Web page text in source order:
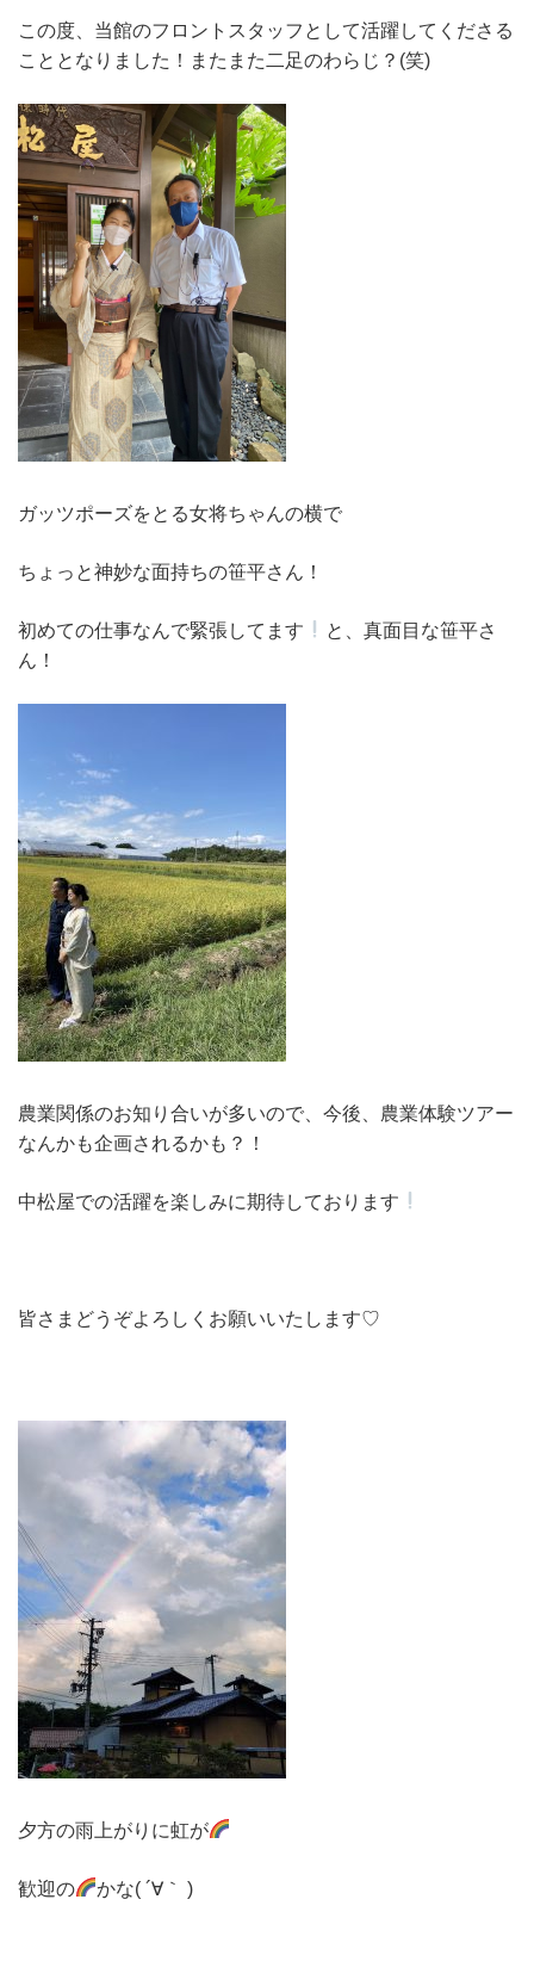
この度、当館のフロントスタッフとして活躍してくださる
こととなりました！またまた二足のわらじ？(笑)
ガッツポーズをとる女将ちゃんの横で
ちょっと神妙な面持ちの笹平さん！
初めての仕事なんで緊張してます
と、真面目な笹平さ
ん！
農業関係のお知り合いが多いので、今後、農業体験ツアー
なんかも企画されるかも？！
中松屋での活躍を楽しみに期待しております
皆さまどうぞよろしくお願いいたします♡
夕方の雨上がりに虹が
歓迎の かな( ´∀｀ )